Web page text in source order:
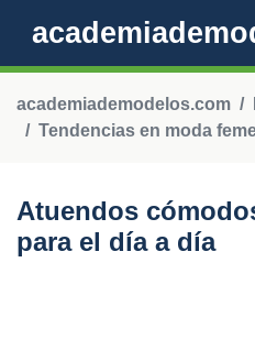
academiademodelos.com
Tendencias en moda
Atuendos
para el día a día